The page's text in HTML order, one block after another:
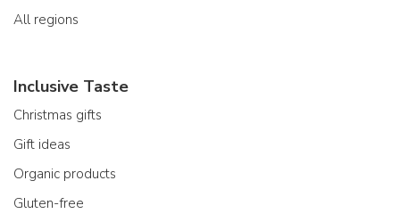
All regions
Inclusive Taste
Christmas gifts
Gift ideas
Organic products
Gluten-free